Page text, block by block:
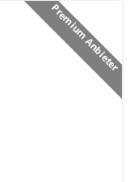
Premium Anbieter